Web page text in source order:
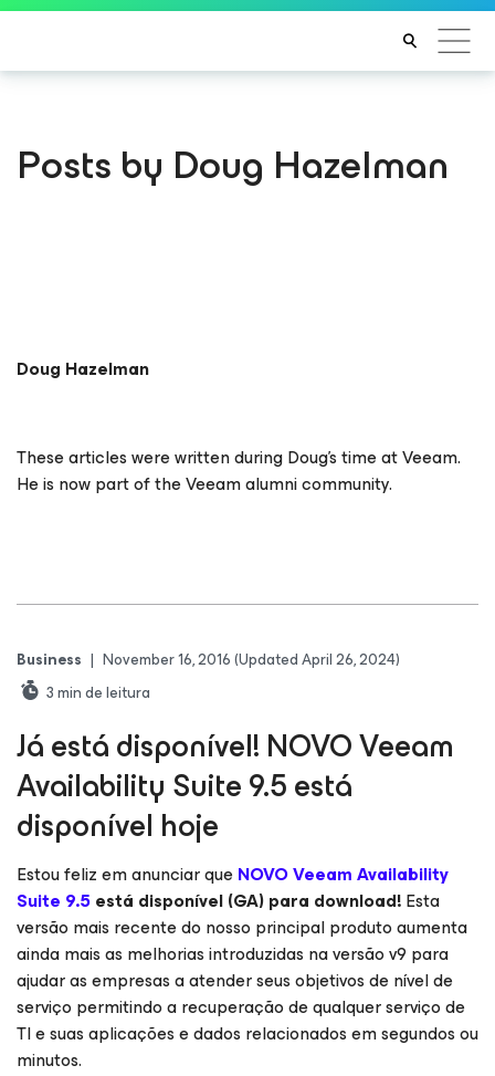
Posts by Doug Hazelman
Doug Hazelman
These articles were written during Doug's time at Veeam.
He is now part of the Veeam alumni community.
Business | November 16, 2016(Updated April 26, 2024)
3min de leitura
Já está disponível! NOVO Veeam
Availability Suite 9.5 está
disponível hoje
Estou feliz em anunciar que NOVO Veeam Availability
Suite 9.5está disponível (GA) para download!Esta
versão mais recente do nosso principal produto aumenta
ainda mais as melhorias introduzidas na versão v9 para
ajudar as empresas a atender seus objetivos de nível de
serviço permitindo a recuperação de qualquer serviço de
TI e suas aplicações e dados relacionados em segundos ou
minutos.